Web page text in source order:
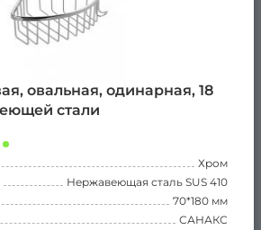
овальная, одинарная, 18
стали
Хром
Нержавеющая сталь SUS 410
70*180 мм
САНАКС